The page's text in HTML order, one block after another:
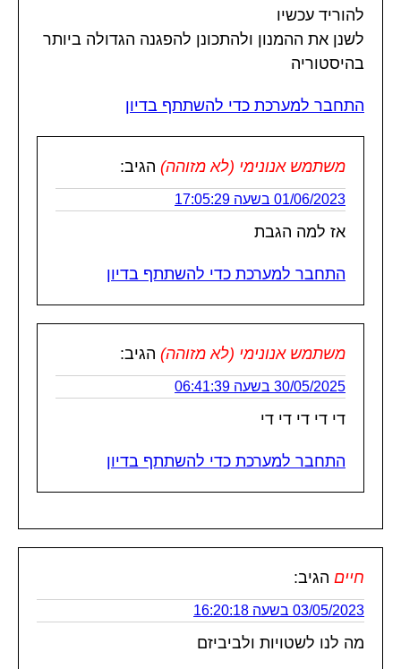
להוריד עכשיו
לשנן את ההמנון ולהתכונן להפגנה הגדולה ביותר
בהיסטוריה
התחבר למערכת כדי להשתתף בדיון
משתמש אנונימי (לא מזוהה) הגיב:
01/06/2023 בשעה 17:05:29
אז למה הגבת
התחבר למערכת כדי להשתתף בדיון
משתמש אנונימי (לא מזוהה) הגיב:
30/05/2025 בשעה 06:41:39
די די די די די
התחבר למערכת כדי להשתתף בדיון
חיים הגיב:
03/05/2023 בשעה 16:20:18
מה לנו לשטויות ולביביזם